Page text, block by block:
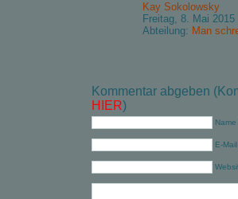
Kay Sokolowsky
Freitag, 8. Mai 2015
Abteilung: Man
Kommentar abgeben
HIER)
E-